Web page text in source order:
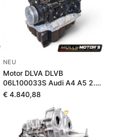
NEU
Motor DLVA DLVB
06L100033S Audi A4 A5 2.0
TFSI Mild-Hybrid Neu
€ 4.840,88